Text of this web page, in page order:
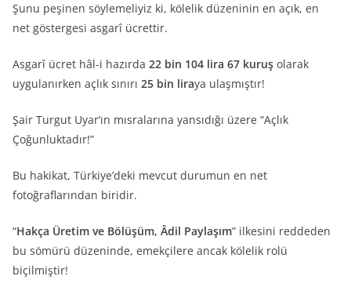
Şunu peşinen söylemeliyiz ki, kölelik düzeninin en açık, en
net göstergesi asgarî ücrettir.
Asgarî ücret hâl-i hazırda 22 bin 104 lira 67 kuruş olarak
uygulanırken açlık sınırı 25 bin liraya ulaşmıştır!
Şair Turgut Uyar’ın mısralarına yansıdığı üzere “Açlık
Çoğunluktadır!”
Bu hakikat, Türkiye’deki mevcut durumun en net
fotoğraflarından biridir.
“Hakça Üretim ve Bölüşüm, Âdil Paylaşım” ilkesini reddeden
bu sömürü düzeninde, emekçilere ancak kölelik rolü
biçilmiştir!